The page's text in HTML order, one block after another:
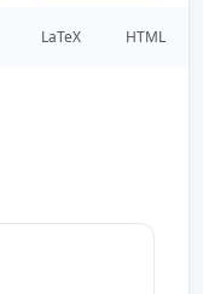
LaTeX HTML